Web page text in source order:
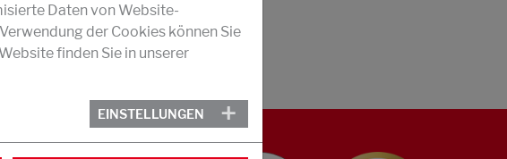
Daten von Website-
der Cookies können Sie
finden Sie in unserer
EINSTELLUNGEN